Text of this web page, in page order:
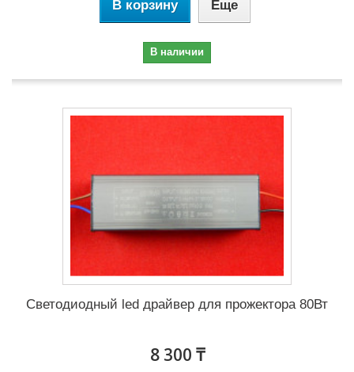
В корзину Еще
В наличии
Светодиодный led драйвер для прожектора 80Вт
8 300 ₸